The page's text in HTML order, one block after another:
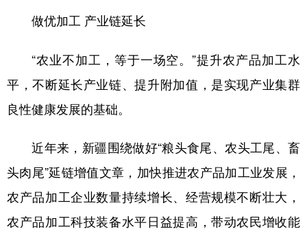
做优加工 产业链延长
“农业不加工，等于一场空。”提升农产品加工水
平，不断延长产业链、提升附加值，是实现产业集群
良性健康发展的基础。
近年来，新疆围绕做好“粮头食尾、农头工尾、畜
头肉尾”延链增值文章，加快推进农产品加工业发展，
农产品加工企业数量持续增长、经营规模不断壮大，
农产品加工科技装备水平日益提高，带动农民增收能